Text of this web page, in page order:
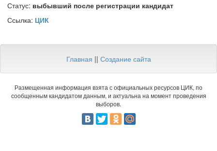
Статус: выбывший после регистрации кандидат
Ссылка: ЦИК
Главная || Создание сайта
Размещенная информация взята с официальных ресурсов ЦИК, по
сообщенным кандидатом данным, и актуальна на момент проведения
выборов.